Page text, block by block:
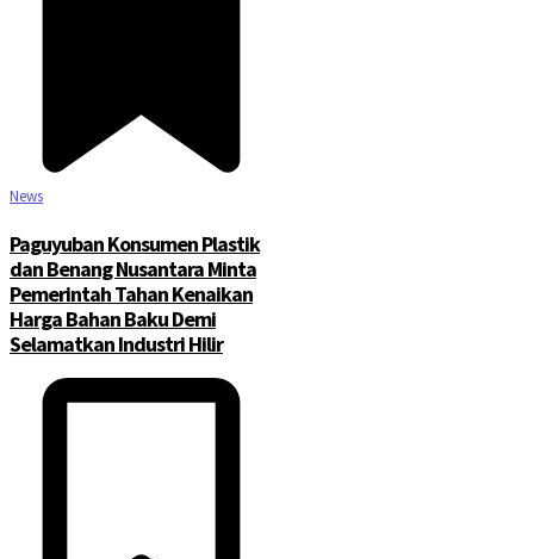
News
Paguyuban Konsumen Plastik
dan Benang Nusantara Minta
Pemerintah Tahan Kenaikan
Harga Bahan Baku Demi
Selamatkan Industri Hilir